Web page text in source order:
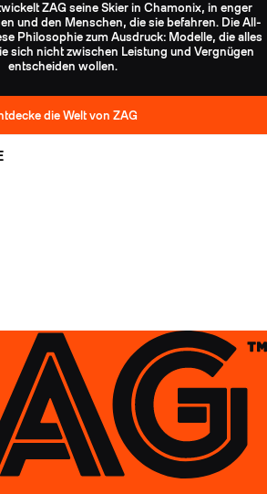
ZAG seine Skier in Chamonix, in enger
und den Menschen, die sie befahren. Die All-
Philosophie zum Ausdruck: Modelle, die alles
sich nicht zwischen Leistung und Vergnügen
entscheiden wollen.
die Welt von ZAG